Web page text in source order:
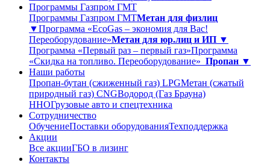
Программы Газпром ГМТ
Программы Газпром ГМТМетан для физлиц
▼Программа «EcoGas – экономия для Вас!
Переоборудование»Метан для юр.лиц и ИП ▼
Программа «Первый раз – первый газ»Программа
«Скидка на топливо. Переоборудование» Пропан ▼
Наши работы
Пропан-бутан (сжиженный газ) LPGМетан (сжатый
природный газ) CNGВодород (Газ Брауна)
ННОГрузовые авто и спецтехника
Сотрудничество
ОбучениеПоставки оборудованияТехподдержка
Акции
Все акцииГБО в лизинг
Контакты